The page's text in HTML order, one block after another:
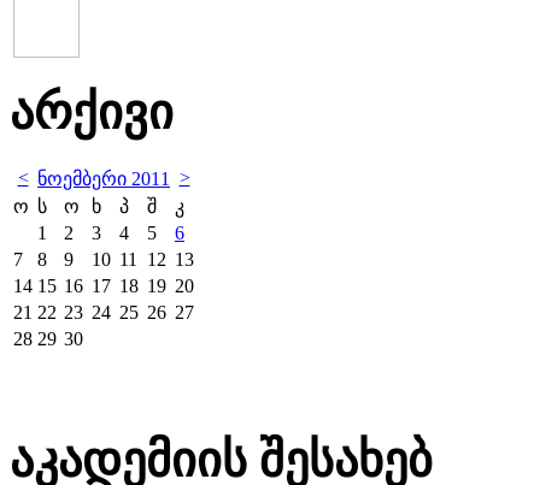
არქივი
< ნოემბერი 2011
>
ო ს ო ხ პ შ
კ
1
2 3 4 5
6
7
8 9 10 11 12 13
14 15 16 17 18 19 20
21 22 23 24 25 26 27
28 29 30
აკადემიის შესახებ